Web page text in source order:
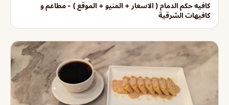
كافيه حكم الدمام ( الاسعار + المنيو + الموقع ) - مطاعم و
كافيهات الشرقية